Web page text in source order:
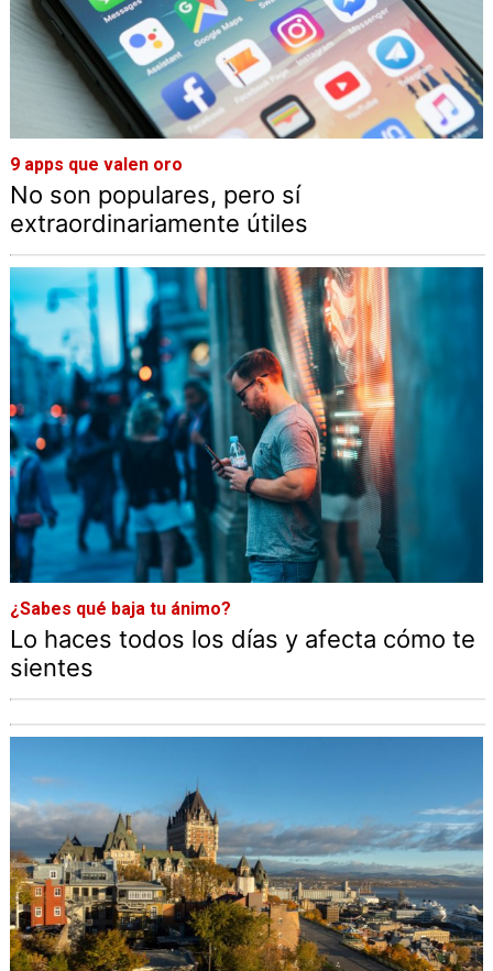
9 apps que valen oro
No son populares, pero sí
extraordinariamente útiles
¿Sabes qué baja tu ánimo?
Lo haces todos los días y afecta cómo te
sientes